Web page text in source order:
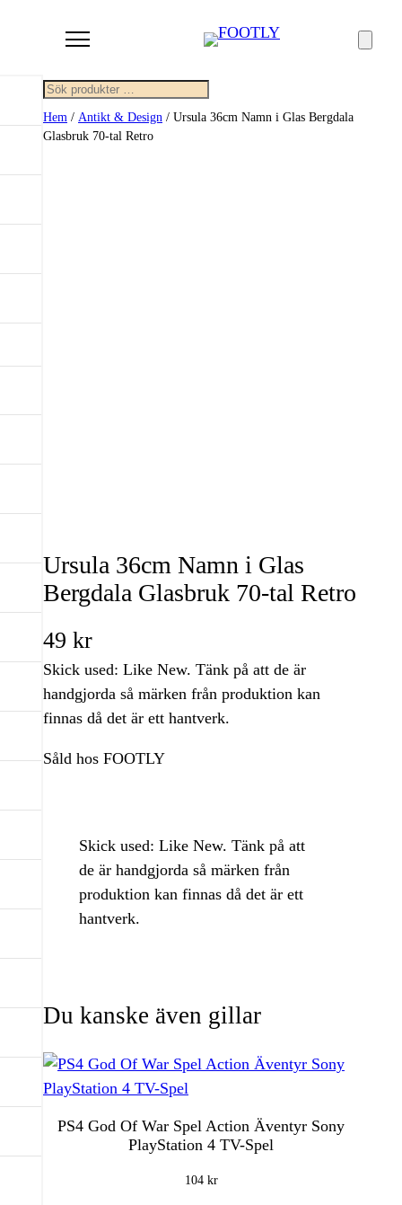
Sök
Hem / Antikt & Design / Ursula 36cm Namn i Glas Bergdala
Glasbruk 70-tal Retro
Ursula 36cm Namn i Glas
Bergdala Glasbruk 70-tal Retro
49 kr
Skick used: Like New. Tänk på att de är
handgjorda så märken från produktion kan
finnas då det är ett hantverk.
Såld hos FOOTLY
Skick used: Like New. Tänk på att
de är handgjorda så märken från
produktion kan finnas då det är ett
hantverk.
Du kanske även gillar
PS4 God Of War Spel Action Äventyr Sony
PlayStation 4 TV-Spel
104 kr